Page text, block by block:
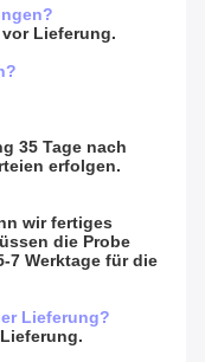
Lieferung.
35 Tage nach
erfolgen.
wir fertiges
die Probe
7 Werktage für die
Lieferung?